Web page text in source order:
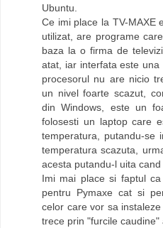
Ubuntu.
Ce imi place la TV-MAXE
utilizat, are programe
baza la o firma de
atat, iar interfata este
procesorul nu are nicio
un nivel foarte scazut,
din Windows, este un
folosesti un laptop care
temperatura, putandu-se
temperatura scazuta,
acesta putandu-l uita
Imi mai place si faptul
pentru Pymaxe cat si
celor care vor sa
trece prin "furcile caudine"